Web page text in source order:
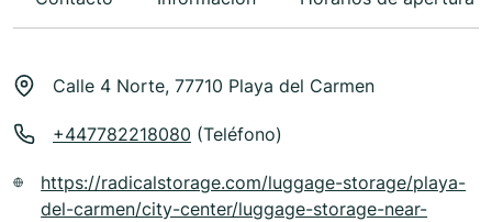
Calle 4 Norte, 77710 Playa del Carmen
+447782218080 (Teléfono)
https://radicalstorage.com/luggage-storage/playa-
del-carmen/city-center/luggage-storage-near-